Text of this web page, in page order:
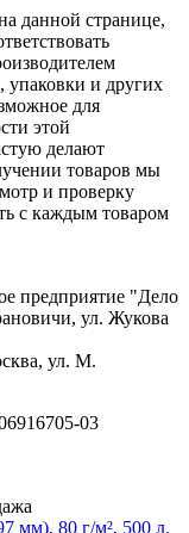
данной странице,
упаковки и других
для
этой
делают
товаров мы
и проверку
с каждым товаром
предприятие "Дело
ул. Жукова
ул. М.
03